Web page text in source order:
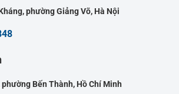
phường Giảng Võ, Hà Nội
Bến Thành, Hồ Chí Minh